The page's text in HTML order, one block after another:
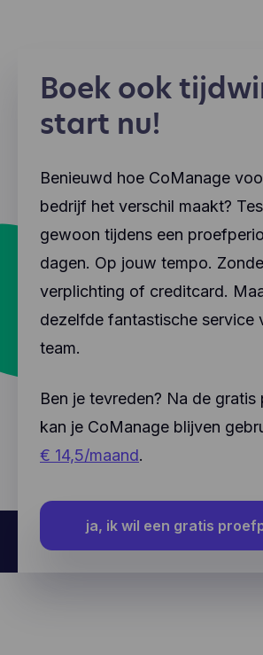
Boek ook
start nu!
Benieuwd hoe CoManage
bedrijf het verschil maakt?
gewoon tijdens een
dagen. Op jouw tempo.
verplichting of creditcard.
dezelfde fantastische service
team.
Ben je tevreden? Na de
kan je CoManage blijven
€ 14,5/maand.
ja, ik wil een gratis